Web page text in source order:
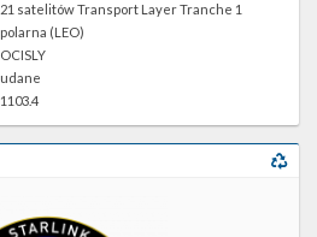
VSFB
21 satelitów Transport Layer Tranche 1
polarna (LEO)
OCISLY
udane
1103.4